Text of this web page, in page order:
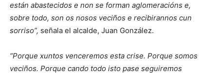
están abastecidos e non se forman aglomeracións e,
sobre todo, son os nosos veciños e recibirannos cun
sorriso”, señala el alcalde, Juan González.
“Porque xuntos venceremos esta crise. Porque somos
veciños. Porque cando todo isto pase seguiremos